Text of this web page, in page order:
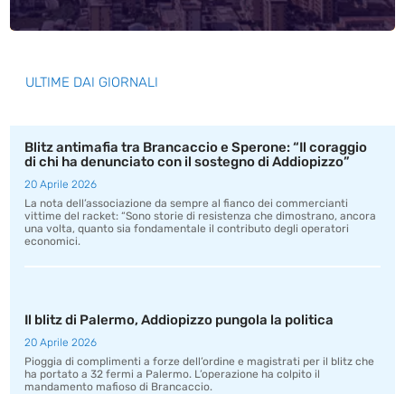
ULTIME DAI GIORNALI
Blitz antimafia tra Brancaccio e Sperone: “Il coraggio
di chi ha denunciato con il sostegno di Addiopizzo”
20 Aprile 2026
La nota dell’associazione da sempre al fianco dei commercianti
vittime del racket: “Sono storie di resistenza che dimostrano, ancora
una volta, quanto sia fondamentale il contributo degli operatori
economici.
Il blitz di Palermo, Addiopizzo pungola la politica
20 Aprile 2026
Pioggia di complimenti a forze dell’ordine e magistrati per il blitz che
ha portato a 32 fermi a Palermo. L’operazione ha colpito il
mandamento mafioso di Brancaccio.